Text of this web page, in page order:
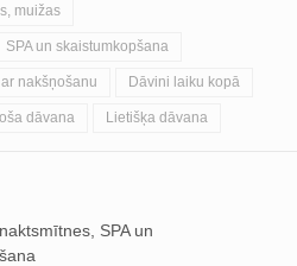
muižas
SPA un skaistumkopšana
ar nakšņošanu Dāvini laiku kopā
dāvana Lietišķa dāvana
SPA un